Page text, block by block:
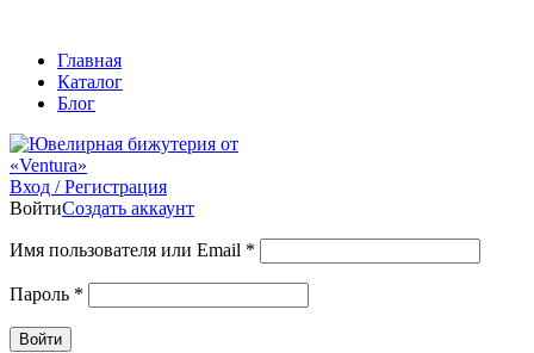
Главная
Каталог
Блог
Вход / Регистрация
ВойтиСоздать аккаунт
Имя пользователя или Email *
Пароль *
Войти